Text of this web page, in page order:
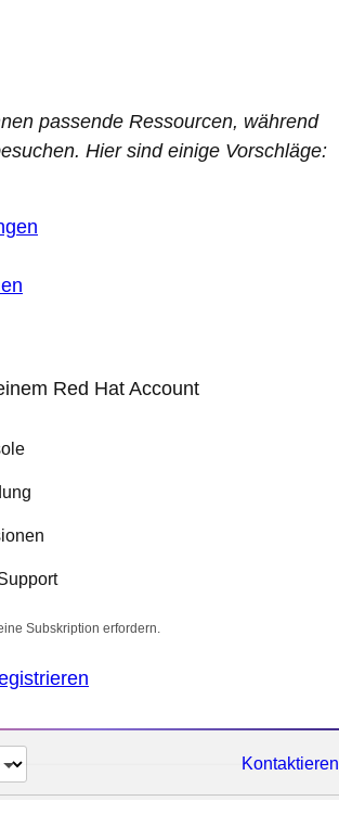
passende Ressourcen, während
Hier sind einige Vorschläge:
Red Hat Account
Subskription erfordern.
Kontaktieren